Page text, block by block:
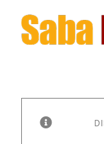
Inhalt
springen